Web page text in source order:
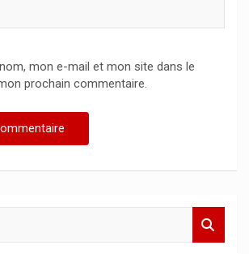
mon e-mail et mon site dans le
prochain commentaire.